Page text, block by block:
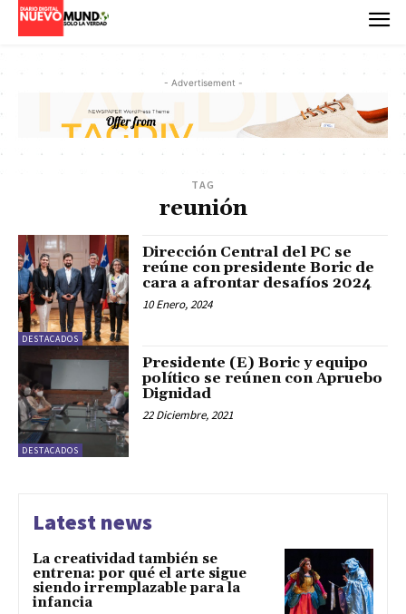
- Advertisement -
TAG
reunión
DESTACADOS
Dirección Central del PC se
reúne con presidente Boric de
cara a afrontar desafíos 2024
10 Enero, 2024
DESTACADOS
Presidente (E) Boric y equipo
político se reúnen con Apruebo
Dignidad
22 Diciembre, 2021
Latest news
La creatividad también se
entrena: por qué el arte sigue
siendo irremplazable para la
infancia